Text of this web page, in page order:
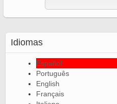
Idiomas
Español
Português
English
Français